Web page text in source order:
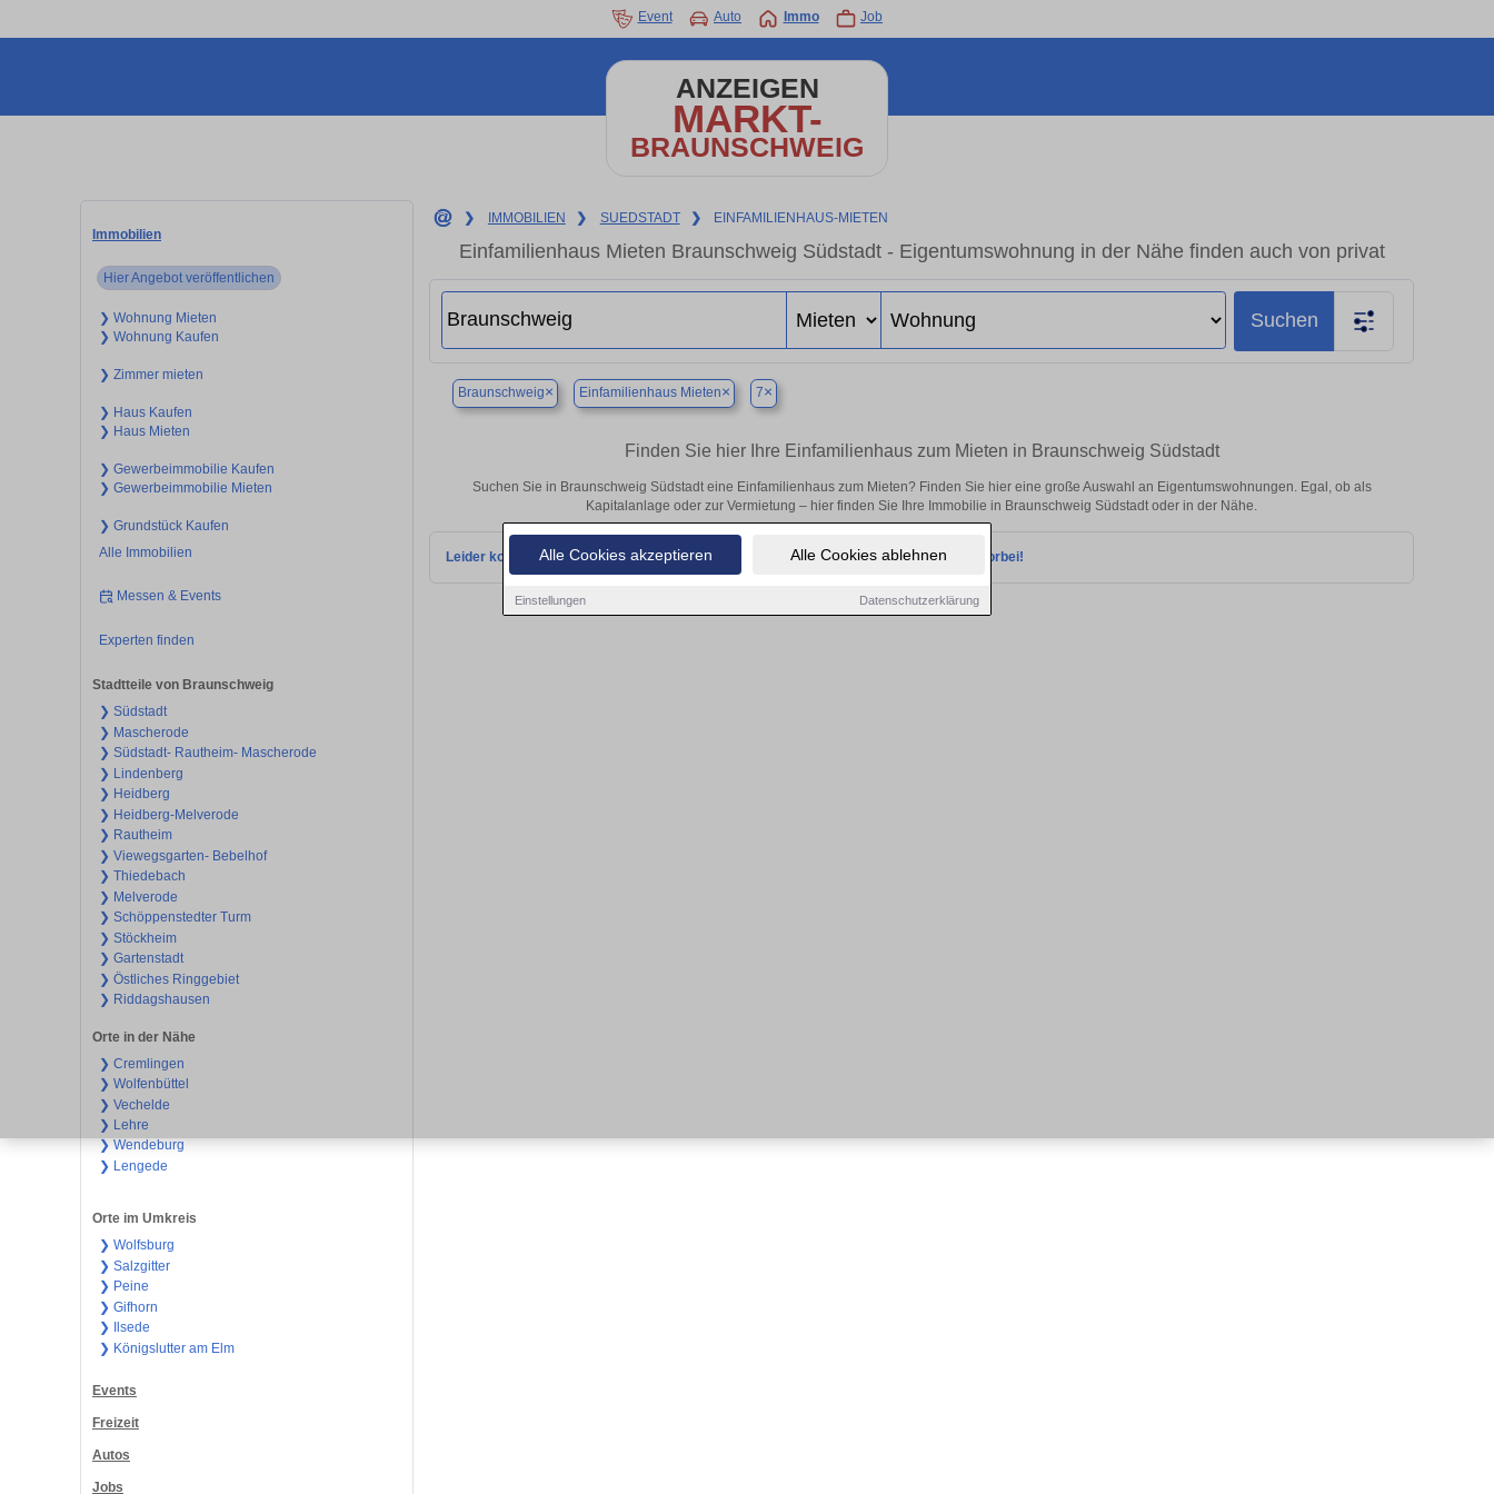
Alle Cookies akzeptieren Alle Cookies ablehnen
Einstellungen Datenschutzerklärung
Event Auto Immo Job
ANZEIGEN
MARKT-
BRAUNSCHWEIG
Immobilien
Hier Angebot veröffentlichen
❯ Wohnung Mieten
❯ Wohnung Kaufen
❯ Zimmer mieten
❯ Haus Kaufen
❯ Haus Mieten
❯ Gewerbeimmobilie Kaufen
❯ Gewerbeimmobilie Mieten
❯ Grundstück Kaufen
Alle Immobilien
Messen & Events
Experten finden
Stadtteile von Braunschweig
❯ Südstadt
❯ Mascherode
❯ Südstadt- Rautheim- Mascherode
❯ Lindenberg
❯ Heidberg
❯ Heidberg-Melverode
❯ Rautheim
❯ Viewegsgarten- Bebelhof
❯ Thiedebach
❯ Melverode
❯ Schöppenstedter Turm
❯ Stöckheim
❯ Gartenstadt
❯ Östliches Ringgebiet
❯ Riddagshausen
Orte in der Nähe
❯ Cremlingen
❯ Wolfenbüttel
❯ Vechelde
❯ Lehre
❯ Wendeburg
❯ Lengede
Orte im Umkreis
❯ Wolfsburg
❯ Salzgitter
❯ Peine
❯ Gifhorn
❯ Ilsede
❯ Königslutter am Elm
Events
Freizeit
Autos
Jobs
❯ IMMOBILIEN ❯ SUEDSTADT ❯ EINFAMILIENHAUS-MIETEN
Einfamilienhaus Mieten Braunschweig Südstadt - Eigentumswohnung in der Nähe finden auch von privat
Suchen
Braunschweig× Einfamilienhaus Mieten× 7×
Finden Sie hier Ihre Einfamilienhaus zum Mieten in Braunschweig Südstadt
Suchen Sie in Braunschweig Südstadt eine Einfamilienhaus zum Mieten? Finden Sie hier eine große Auswahl an Eigentumswohnungen. Egal, ob als
Kapitalanlage oder zur Vermietung – hier finden Sie Ihre Immobilie in Braunschweig Südstadt oder in der Nähe.
Leider konnten wir derzeit keine passenden Objekte finden. Schauen Sie bald wieder vorbei!